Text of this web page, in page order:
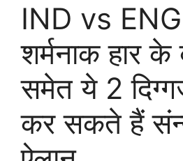
IND vs
शर्मनाक हार के
समेत ये 2
कर सकते हैं